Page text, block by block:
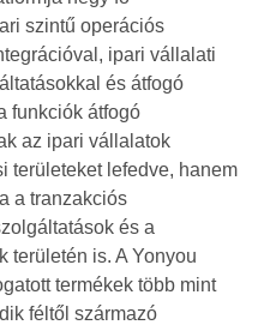
szintű operációs
ipari vállalati
és átfogó
funkciók átfogó
az ipari vállalatok
területeket lefedve, hanem
a tranzakciós
és a
területén is. A Yonyou
termékek több mint
féltől származó